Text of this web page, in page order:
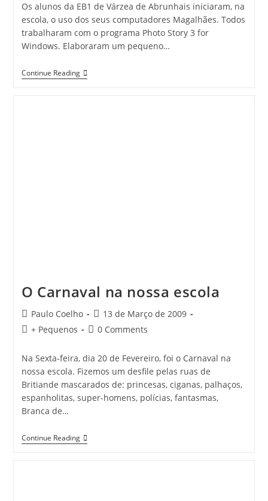
Os alunos da EB1 de Várzea de Abrunhais iniciaram, na
escola, o uso dos seus computadores Magalhães. Todos
trabalharam com o programa Photo Story 3 for
Windows. Elaboraram um pequeno…
Continue Reading“Magalhães
E
O Carnaval na nossa escola
Post
author:
Paulo Coelho
Post
published:
13 de Março de 2009
Post+ Pequenos
Post0 Comments
Na Sexta-feira, dia 20 de Fevereiro, foi o Carnaval na
nossa escola. Fizemos um desfile pelas ruas de
Britiande mascarados de: princesas, ciganas, palhaços,
espanholitas, super-homens, polícias, fantasmas,
Branca de…
Continue ReadingO
Carnaval